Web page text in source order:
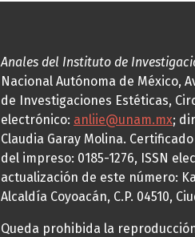
Anales del Instituto de
Nacional Autónoma de México,
de Investigaciones Estéticas,
electrónico: anliie@unam.mx;
Claudia Garay Molina.
del impreso: 0185-1276, ISSN
actualización de este número:
Alcaldía Coyoacán, C.P. 04510,
Queda prohibida la